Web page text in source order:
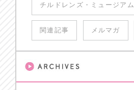
チルドレンズ・ミュージアム
関連記事 メルマガ